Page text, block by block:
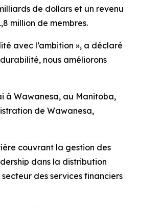
de dollars et un revenu
million de membres.
avec l’ambition », a déclaré
nous améliorons
à Wawanesa, au Manitoba,
de Wawanesa,
couvrant la gestion des
dans la distribution
des services financiers